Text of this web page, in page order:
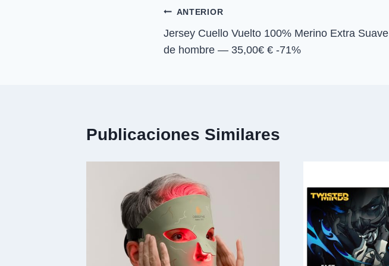
Navegación
de
ANTERIOR
Jersey Cuello Vuelto 100% Merino Extra Suave
de hombre — 35,00€ € -71%
Publicaciones Similares